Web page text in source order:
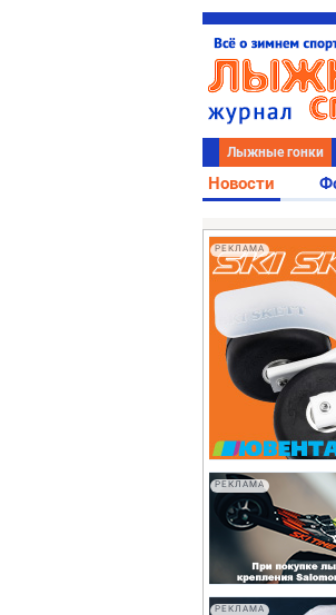
Лыжные гонки
Новости
РЕКЛАМА
РЕКЛАМА
РЕКЛАМА